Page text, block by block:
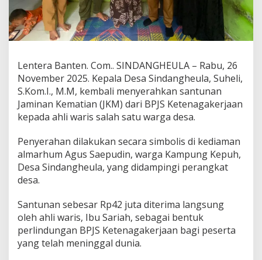
Lentera Banten. Com.. SINDANGHEULA – Rabu, 26
November 2025. Kepala Desa Sindangheula, Suheli,
S.Kom.I., M.M, kembali menyerahkan santunan
Jaminan Kematian (JKM) dari BPJS Ketenagakerjaan
kepada ahli waris salah satu warga desa.
Penyerahan dilakukan secara simbolis di kediaman
almarhum Agus Saepudin, warga Kampung Kepuh,
Desa Sindangheula, yang didampingi perangkat
desa.
Santunan sebesar Rp42 juta diterima langsung
oleh ahli waris, Ibu Sariah, sebagai bentuk
perlindungan BPJS Ketenagakerjaan bagi peserta
yang telah meninggal dunia.